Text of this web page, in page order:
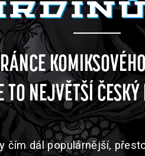
NEJVĚTŠÍ
čím dál populárnější,